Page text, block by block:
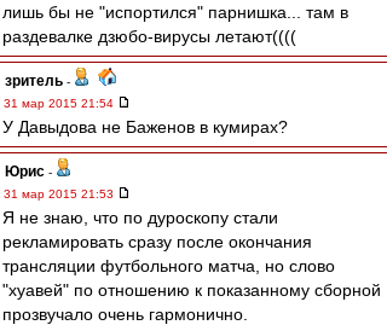
лишь бы не "испортился" парнишка... там в
раздевалке дзюбо-вирусы летают((((
зpитель -
31 мар 2015 21:54
У Давыдова не Баженов в кумирах?
Юрис -
31 мар 2015 21:53
Я не знаю, что по дуроскопу стали
рекламировать сразу после окончания
трансляции футбольного матча, но слово
"хуавей" по отношению к показанному сборной
прозвучало очень гармонично.